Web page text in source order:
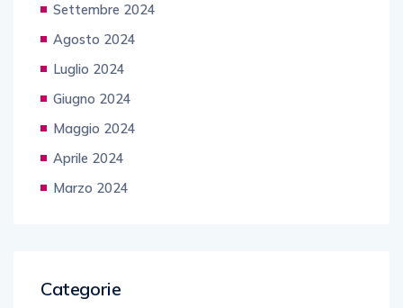
Settembre 2024
Agosto 2024
Luglio 2024
Giugno 2024
Maggio 2024
Aprile 2024
Marzo 2024
Categorie